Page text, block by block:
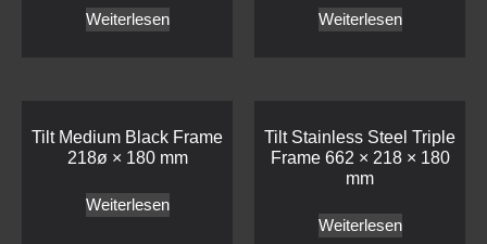
Weiterlesen Weiterlesen
Tilt Medium Black Frame
218ø × 180 mm
Weiterlesen
Tilt Stainless Steel Triple
Frame 662 × 218 × 180
mm
Weiterlesen